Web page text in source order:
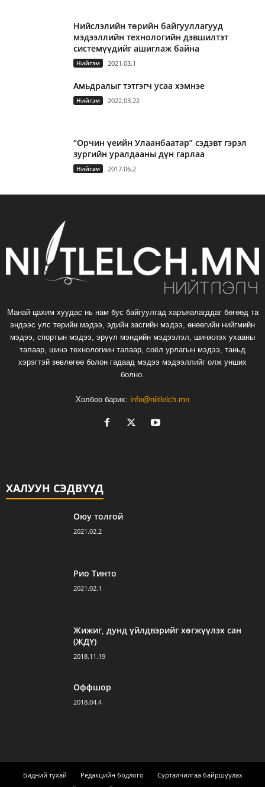
Нийслэлийн төрийн байгууллагууд
мэдээллийн технологийн дэвшилтэт
системүүдийг ашиглаж байна
Нийгэм 2021.03.1
Амьдралыг тэтгэгч усаа хэмнэе
Нийгэм 2022.03.22
“Орчин үеийн Улаанбаатар” сэдэвт гэрэл
зургийн уралдааны дүн гарлаа
Нийгэм 2017.06.2
Манай цахим хуудас нь нам бус байгуулгад харъяалагддаг бөгөөд та
эндээс улс төрийн мэдээ, эдийн засгийн мэдээ, өнөөгийн нийгмийн
мэдээ, спортын мэдээ, эрүүл мэндийн мэдээлэл, шинжлэх ухааны
талаар, шинэ технологиин талаар, соёл урлагын мэдээ, таньд
хэрэгтэй зөвлөгөө болон гадаад мэдээ мэдээллийг олж унших
болно.
Холбоо барих: info@niitlelch.mn
ХАЛУУН СЭДВҮҮД
Оюу толгой
2021.02.2
Рио Тинто
2021.02.1
Жижиг, дунд үйлдвэрийг хөгжүүлэх сан
(ЖДҮ)
2018.11.19
Оффшор
2018.04.4
Бидний тухай Редакцийн бодлого
Сурталчилгаа байршуулах